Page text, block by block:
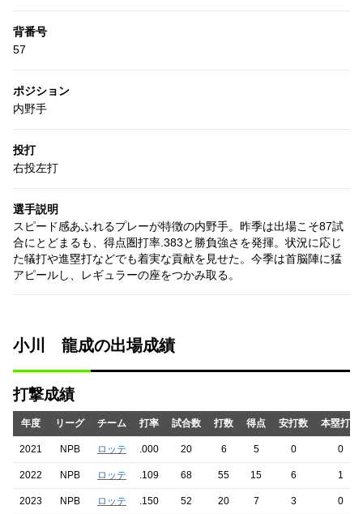
背番号
57
ポジション
内野手
投打
右投左打
選手説明
スピード感あふれるプレーが特徴の内野手。昨季は出場こそ87試
合にとどまるも、得点圏打率.383と勝負強さを発揮。状況に応じ
た犠打や進塁打などでも着実な貢献を見せた。今季は首脳陣に猛
アピールし、レギュラーの座をつかみ取る。
小川 龍成の出場成績
打撃成績
年度 リーグ チーム 打率 試合数 打数 得点 安打数 本塁打数
2021 NPB ロッテ .000 20 6 5 0 0
2022 NPB ロッテ .109 68 55 15 6 1
2023 NPB ロッテ .150 52 20 7 3 0